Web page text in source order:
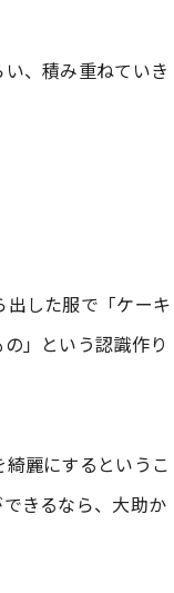
、積み重ねていき
した服で「ケーキ
」という認識作り
麗にするというこ
きるなら、大助か